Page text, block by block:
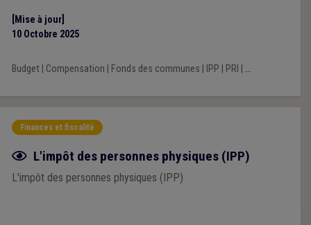
[Mise à jour]
10 Octobre 2025
Budget| Compensation Fonds des communes IPP PRI ...
Finances et fiscalité
Fiche focus
L'impôt des personnes physiques (IPP)
L'impôt des personnes physiques (IPP)